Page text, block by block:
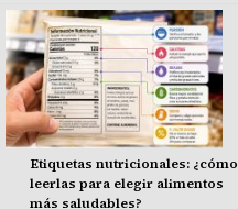
Etiquetas nutricionales: ¿cómo
leerlas para elegir alimentos
más saludables?